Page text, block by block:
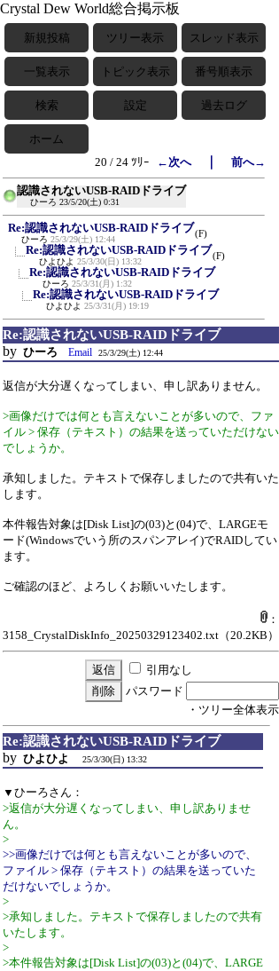
Crystal Dew World総合掲示板
新規投稿 ツリー表示 スレッド表示
一覧表示 トピック表示 番号順表示
検索 設定 過去ログ
ホーム
20 / 24 ﾂﾘｰ
←次へ｜ 前へ→
認識されないUSB-RAIDドライブ
ひーろ 23/5/20(土) 0:31
Re:認識されないUSB-RAIDドライブ
ひーろ 25/3/29(土) 12:44
(F)
Re:認識されないUSB-RAIDドライブ
ひよひよ 25/3/30(日) 13:32
(F)
Re:認識されないUSB-RAIDドライブ
ひーろ 25/3/31(月) 1:32
Re:認識されないUSB-RAIDドライブ
ひよひよ 25/3/31(月) 19:19
Re:認識されないUSB-RAIDドライブ
by ひーろ Email 25/3/29(土) 12:44
返信が大分遅くなってしまい、申し訳ありません。
>画像だけでは何とも言えないことが多いので、ファ
イル > 保存（テキスト）の結果を送っていただけない
でしょうか。
承知しました。テキストで保存しましたので共有いた
します。
本件報告対象は[Disk List]の(03)と(04)で、LARGEモ
ード(Windowsでいう所のスパンアレイ)でRAIDしてい
ます。
ご確認のほど、よろしくお願いいたします。
：
3158_CrystalDiskInfo_20250329123402.txt （20.2KB）
引用なし
パスワード
・ツリー全体表示
Re:認識されないUSB-RAIDドライブ
by ひよひよ 25/3/30(日) 13:32
▼ひーろさん：
>返信が大分遅くなってしまい、申し訳ありませ
ん。
>
>>画像だけでは何とも言えないことが多いので、
ファイル > 保存（テキスト）の結果を送っていた
だけないでしょうか。
>
>承知しました。テキストで保存しましたので共有
いたします。
>
>本件報告対象は[Disk List]の(03)と(04)で、LARGE